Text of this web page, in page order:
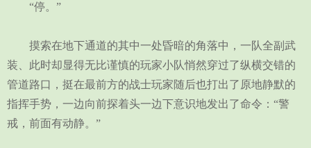
“停。”
摸索在地下通道的其中一处昏暗的角落中，一队全副武
装、此时却显得无比谨慎的玩家小队悄然穿过了纵横交错的
管道路口，挺在最前方的战士玩家随后也打出了原地静默的
指挥手势，一边向前探着头一边下意识地发出了命令：“警
戒，前面有动静。”